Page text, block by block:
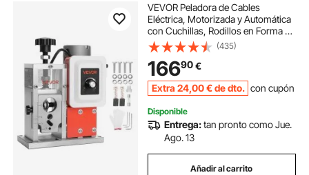
VEVOR Peladora de Cables
Eléctrica, Motorizada y Automática
con Cuchillas, Rodillos en Forma de
V y Ventilador Diámetro de Cable
Pelado Aplicable de 1,5-40 mm
para Reciclaje de Chatarra de Cobre
(435)
16690€
Extra 24,00 €de dto. con cupón
Disponible
Entrega:tan pronto como Jue.
Ago. 13
Añadir al carrito